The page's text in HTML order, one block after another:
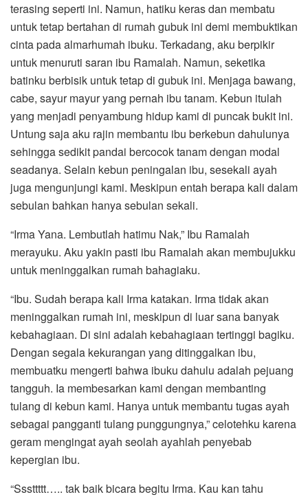
terasing seperti ini. Namun, hatiku keras dan membatu
untuk tetap bertahan di rumah gubuk ini demi membuktikan
cinta pada almarhumah ibuku. Terkadang, aku berpikir
untuk menuruti saran ibu Ramalah. Namun, seketika
batinku berbisik untuk tetap di gubuk ini. Menjaga bawang,
cabe, sayur mayur yang pernah ibu tanam. Kebun itulah
yang menjadi penyambung hidup kami di puncak bukit ini.
Untung saja aku rajin membantu ibu berkebun dahulunya
sehingga sedikit pandai bercocok tanam dengan modal
seadanya. Selain kebun peningalan ibu, sesekali ayah
juga mengunjungi kami. Meskipun entah berapa kali dalam
sebulan bahkan hanya sebulan sekali.
“Irma Yana. Lembutlah hatimu Nak,” Ibu Ramalah
merayuku. Aku yakin pasti ibu Ramalah akan membujukku
untuk meninggalkan rumah bahagiaku.
“Ibu. Sudah berapa kali Irma katakan. Irma tidak akan
meninggalkan rumah ini, meskipun di luar sana banyak
kebahagiaan. Di sini adalah kebahagiaan tertinggi bagiku.
Dengan segala kekurangan yang ditinggalkan ibu,
membuatku mengerti bahwa ibuku dahulu adalah pejuang
tangguh. Ia membesarkan kami dengan membanting
tulang di kebun kami. Hanya untuk membantu tugas ayah
sebagai pangganti tulang punggungnya,” celotehku karena
geram mengingat ayah seolah ayahlah penyebab
kepergian ibu.
“Sssttttt….. tak baik bicara begitu Irma. Kau kan tahu